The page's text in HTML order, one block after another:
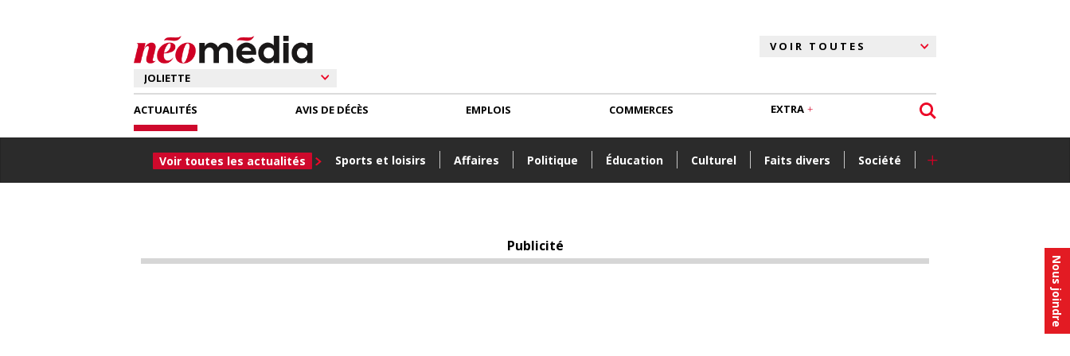
Nous joindre
ACTUALITÉS
Voir toutes les actualités Sports et loisirs Affaires Politique Éducation Culturel Faits divers Société +
AVIS DE DÉCÈS EMPLOIS COMMERCES EXTRA
Publicité